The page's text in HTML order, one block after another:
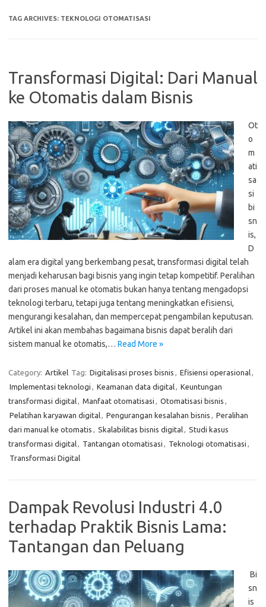
TAG ARCHIVES: TEKNOLOGI OTOMATISASI
Transformasi Digital: Dari Manual
ke Otomatis dalam Bisnis
Ot
o
m
ati
sa
si
bi
sn
is,
D
alam era digital yang berkembang pesat, transformasi digital telah
menjadi keharusan bagi bisnis yang ingin tetap kompetitif. Peralihan
dari proses manual ke otomatis bukan hanya tentang mengadopsi
teknologi terbaru, tetapi juga tentang meningkatkan efisiensi,
mengurangi kesalahan, dan mempercepat pengambilan keputusan.
Artikel ini akan membahas bagaimana bisnis dapat beralih dari
sistem manual ke otomatis,… Read More »
Category: Artikel Tag: Digitalisasi proses bisnis , Efisiensi operasional,
Implementasi teknologi , Keamanan data digital, Keuntungan
transformasi digital, Manfaat otomatisasi , Otomatisasi bisnis ,
Pelatihan karyawan digital, Pengurangan kesalahan bisnis , Peralihan
dari manual ke otomatis , Skalabilitas bisnis digital, Studi kasus
transformasi digital, Tantangan otomatisasi , Teknologi otomatisasi ,
Transformasi Digital
Dampak Revolusi Industri 4.0
terhadap Praktik Bisnis Lama:
Tantangan dan Peluang
Bi
sn
is